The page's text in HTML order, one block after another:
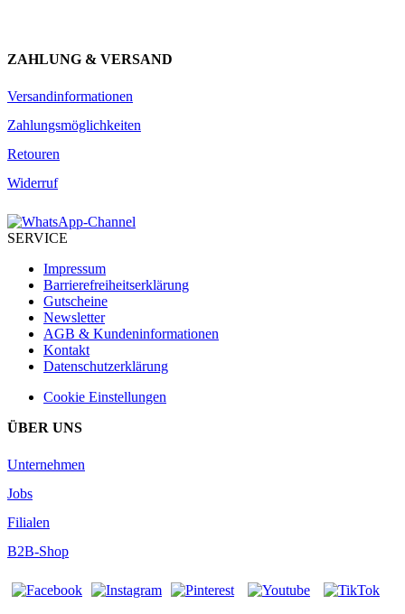
ZAHLUNG & VERSAND
Versandinformationen
Zahlungsmöglichkeiten
Retouren
Widerruf
SERVICE
Impressum
Barrierefreiheitserklärung
Gutscheine
Newsletter
AGB & Kundeninformationen
Kontakt
Datenschutzerklärung
Cookie Einstellungen
ÜBER UNS
Unternehmen
Jobs
Filialen
B2B-Shop